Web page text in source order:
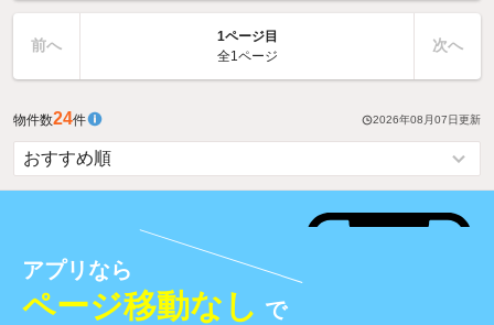
前へ
1ページ目
全1ページ
次へ
物件数24件 2026年08月07日更新
アプリなら
ページ移動なし で